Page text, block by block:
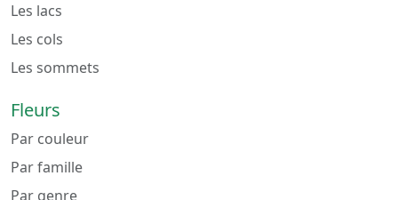
Les lacs
Les cols
Les sommets
Fleurs
Par couleur
Par famille
Par genre